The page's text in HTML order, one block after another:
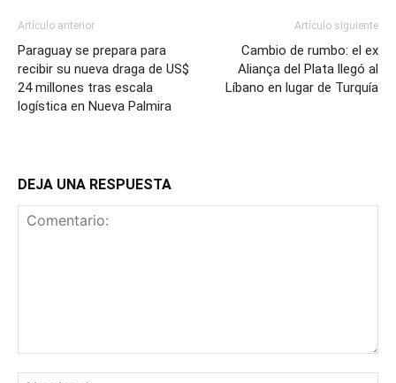
Artículo anterior
Paraguay se prepara para
recibir su nueva draga de US$
24 millones tras escala
logística en Nueva Palmira
Artículo siguiente
Cambio de rumbo: el ex
Aliança del Plata llegó al
Líbano en lugar de Turquía
DEJA UNA RESPUESTA